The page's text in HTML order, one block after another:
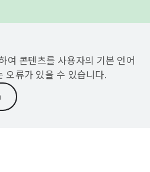
콘텐츠를 사용자의 기본 언어
오류가 있을 수 있습니다.